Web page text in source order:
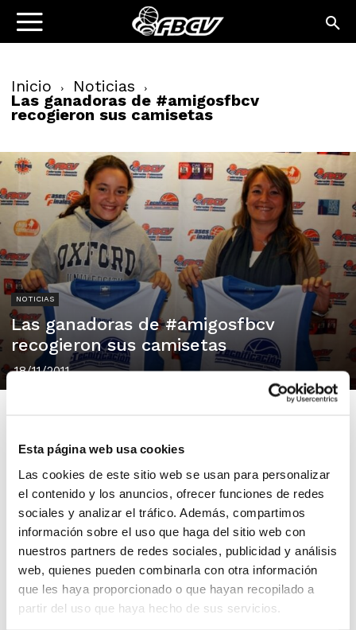
Esta página web usa cookies
Las cookies de este sitio web se usan para personalizar
el contenido y los anuncios, ofrecer funciones de redes
sociales y analizar el tráfico. Además, compartimos
información sobre el uso que haga del sitio web con
nuestros partners de redes sociales, publicidad y análisis
web, quienes pueden combinarla con otra información
que les haya proporcionado o que hayan recopilado a
partir del uso que haya hecho de sus servicios.
Inicio Noticias
Las ganadoras de #amigosfbcv
recogieron sus camisetas
NOTICIAS
Las ganadoras de #amigosfbcv
recogieron sus camisetas
18/11/2011
@mayteyeye y @maleles7, las dos ganadoras del
concurso #amigosfbcv, estuvieron este miércoles por
la tarde en las oficinas de la FBCV para recoger sus
camisetas del Programa de Tecnificación.
Si eres seguidor de la FBCV en Twitter (@fbcv_es),
puedes ser el próximo ganador de la campaña
#fbcv1000. ¿El objetivo? Alcanzar los 1.000 retweets.
Ahora mismo contamos con 127. Ayúdanos a lograr los